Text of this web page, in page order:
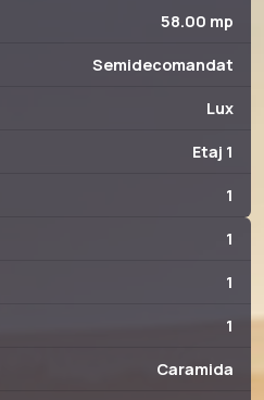
58.00 mp
Semidecomandat
Lux
Etaj 1
1
1
1
1
Caramida